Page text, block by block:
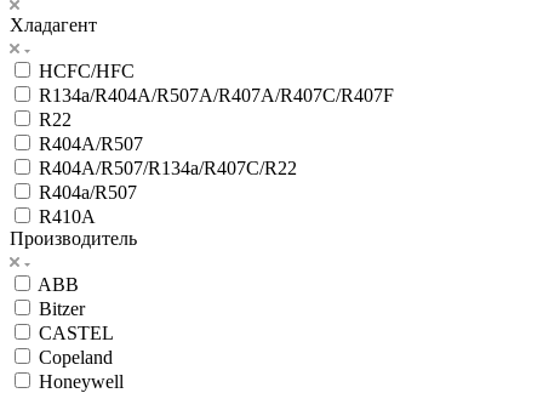
Хладагент
HCFC/HFC
R134a/R404A/R507A/R407A/R407C/R407F
R22
R404A/R507
R404A/R507/R134a/R407C/R22
R404а/R507
R410A
Производитель
ABB
Bitzer
CASTEL
Copeland
Honeywell